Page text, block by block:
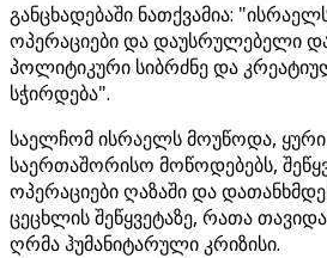
განცხადებაში ნათქვამია:
ოპერაციები და დაუსრულებელი
პოლიტიკური სიბრძნე და
სჭირდება".
საელჩომ ისრაელს მოუწოდა,
საერთაშორისო მოწოდებებს,
ოპერაციები ღაზაში და
ცეცხლის შეწყვეტაზე, რათა
ღრმა ჰუმანიტარული კრიზისი.